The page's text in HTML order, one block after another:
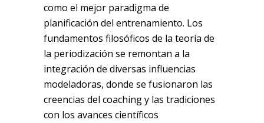
como el mejor paradigma de
planificación del entrenamiento. Los
fundamentos filosóficos de la teoría de
la periodización se remontan a la
integración de diversas influencias
modeladoras, donde se fusionaron las
creencias del coaching y las tradiciones
con los avances científicos